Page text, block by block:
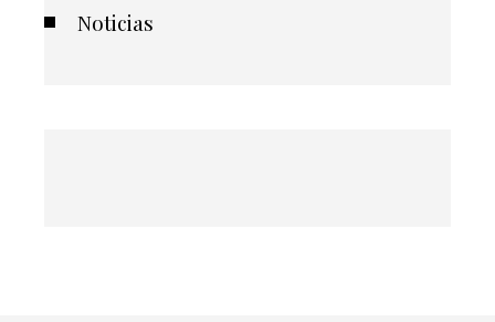
Noticias